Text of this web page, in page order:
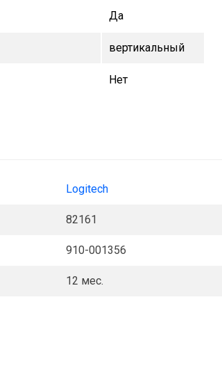
Да
вертикальный
Нет
Logitech
82161
910-001356
12 мес.